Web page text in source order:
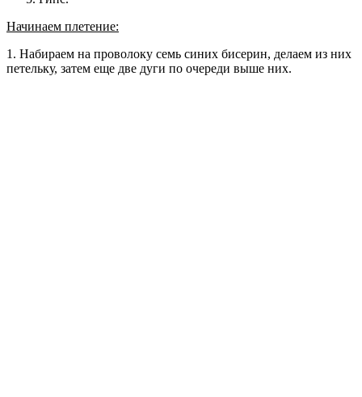
Начинаем плетение:
1. Набираем на проволоку семь синих бисерин, делаем из них
петельку, затем еще две дуги по очереди выше них.